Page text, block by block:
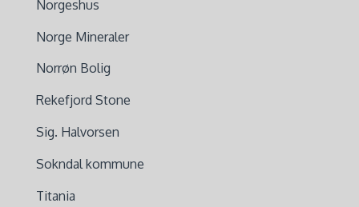
Norgeshus
Norge Mineraler
Norrøn Bolig
Rekefjord Stone
Sig. Halvorsen
Sokndal kommune
Titania